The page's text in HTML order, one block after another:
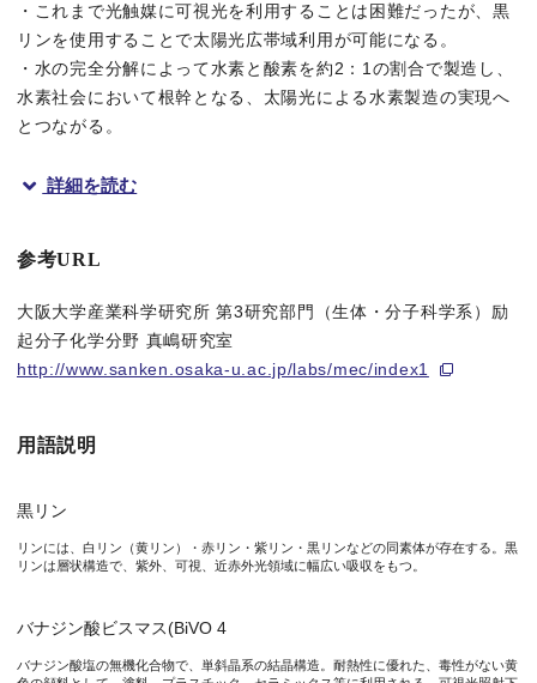
・これまで光触媒に可視光を利用することは困難だったが、黒
リンを使用することで太陽光広帯域利用が可能になる。
・水の完全分解によって水素と酸素を約2：1の割合で製造し、
水素社会において根幹となる、太陽光による水素製造の実現へ
とつながる。
大阪大学産業科学研究所の真嶋哲朗教授、藤塚守准教授らの研究
従来の光触媒では、太陽光の3-4％にすぎない紫外光を利用する
今回、真嶋教授、藤塚准教授らの研究グループは、紫外光のみ
研究の背景
詳細を読む
参考URL
大阪大学産業科学研究所 第3研究部門（生体・分子科学系）励
起分子化学分野 真嶋研究室
http://www.sanken.osaka-u.ac.jp/labs/mec/index1
用語説明
黒リン
リンには、白リン（黄リン）・赤リン・紫リン・黒リンなどの同素体が存在する。黒
リンは層状構造で、紫外、可視、近赤外光領域に幅広い吸収をもつ。
バナジン酸ビスマス(BiVO 4
バナジン酸塩の無機化合物で、単斜晶系の結晶構造。耐熱性に優れた、毒性がない黄